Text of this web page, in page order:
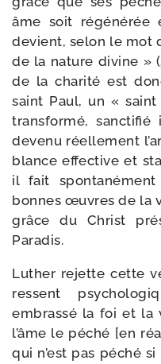
âme soit régé­né­rée
devient, selon le mot
de la nature divine » (
de la cha­ri­té est
saint Paul, un «
trans­for­mé, sanc­ti­fié
deve­nu réel­le­ment
blance effec­tive et
il fait
bonnes œuvres de la
grâce du Christ
Paradis.
Luther rejette cette
res­sent
embras­sé la foi et la
l’âme le péché [en
qui n’est pas péché si